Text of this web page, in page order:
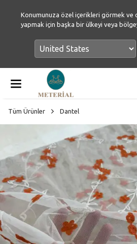
Konumunuza özel içerikleri görmek ve
yapmak için başka bir ülkeyi veya
Tüm Ürünler Dantel